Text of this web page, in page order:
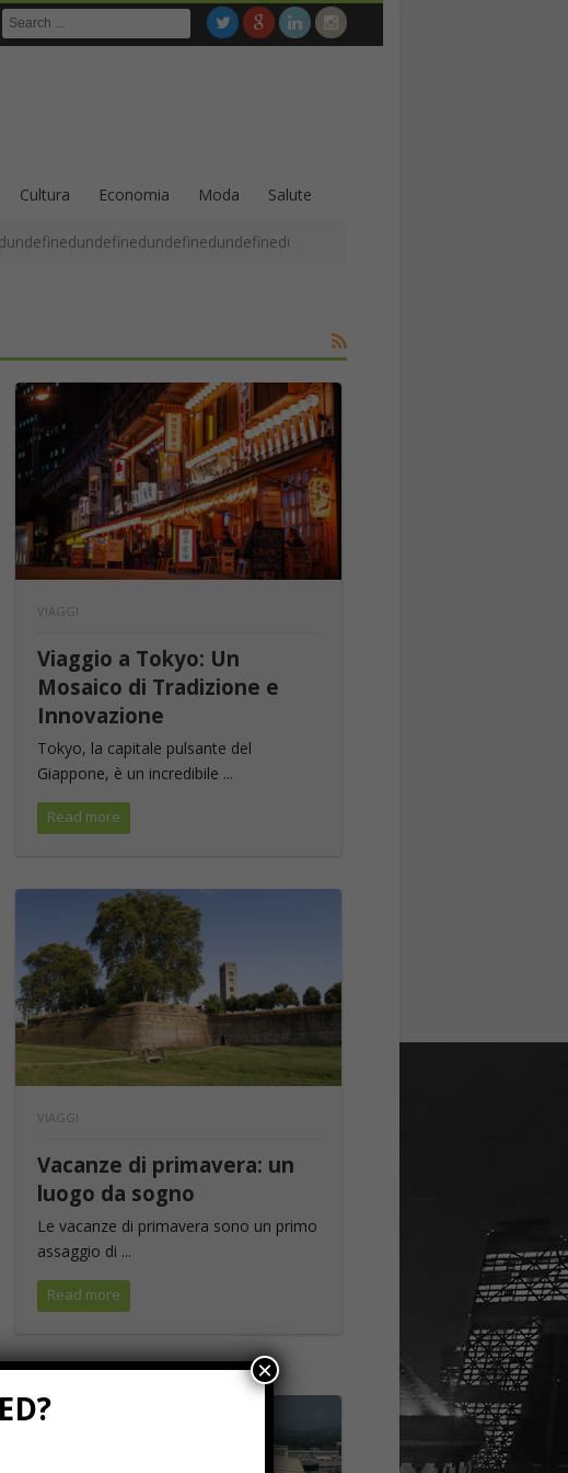
Cultura Economia Moda Salute
VIAGGI
Viaggio a Tokyo: Un
Mosaico di Tradizione e
Innovazione
Tokyo, la capitale pulsante del
Giappone, è un incredibile ...
Read more
VIAGGI
Vacanze di primavera: un
luogo da sogno
Le vacanze di primavera sono un primo
assaggio di ...
Read more
×